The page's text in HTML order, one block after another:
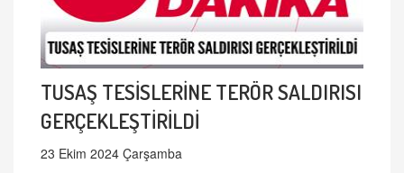
TUSAŞ TESİSLERİNE TERÖR SALDIRISI
GERÇEKLEŞTİRİLDİ
23 Ekim 2024 Çarşamba